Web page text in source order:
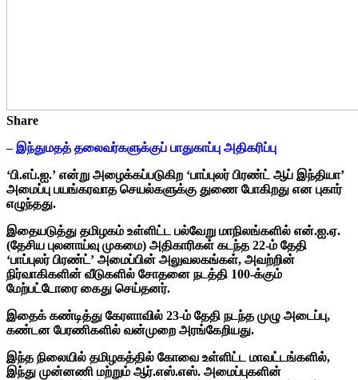
Share
– இந்துமதத் தலைவர்களுக்குப் பாதுகாப்பு அதிகரிப்பு
‘பி.எப்.ஐ.’ என்று அழைக்கப்படுகிற ‘பாப்புலர் பிரண்ட் ஆப் இந்தியா’
அமைப்பு பயங்கரவாத செயல்களுக்கு துணை போகிறது என புகார்
எழுந்தது.
இதையடுத்து தமிழகம் உள்ளிட்ட பல்வேறு மாநிலங்களில் என்.ஐ.ஏ.
(தேசிய புலனாய்வு முகமை) அதிகாரிகள் கடந்த 22-ம் தேதி
‘பாப்புலர் பிரண்ட்’ அமைப்பின் அலுவலகங்கள், அவற்றின்
நிர்வாகிகளின் வீடுகளில் சோதனை நடத்தி 100-க்கும்
மேற்பட்டோரை கைது செய்தனர்.
இதைக் கண்டித்து கேரளாவில் 23-ம் தேதி நடந்த முழு அடைப்பு,
கண்டன பேரணிகளில் வன்முறை அரங்கேறியது.
இந்த நிலையில் தமிழகத்தில் கோவை உள்ளிட்ட மாவட்டங்களில்,
இந்து முன்னணி மற்றும் ஆர்.எஸ்.எஸ். அமைப்புகளின்